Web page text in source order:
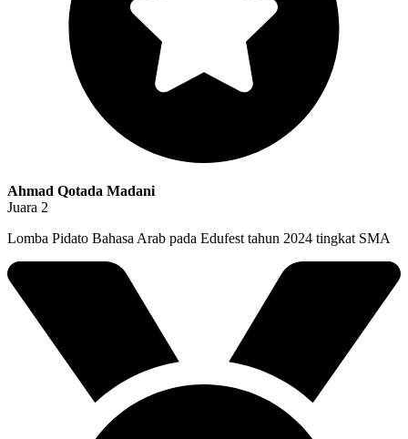
Ahmad Qotada Madani
Juara 2
Lomba Pidato Bahasa Arab pada Edufest tahun 2024 tingkat SMA